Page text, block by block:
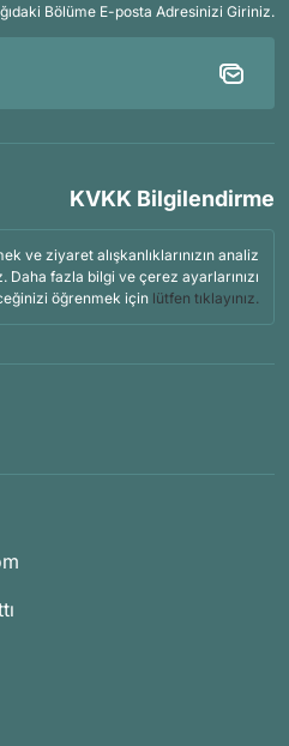
Bölüme E-posta Adresinizi Giriniz.
KVKK Bilgilendirme
ve ziyaret alışkanlıklarınızın analiz
fazla bilgi ve çerez ayarlarınızı
öğrenmek için lütfen tıklayınız.